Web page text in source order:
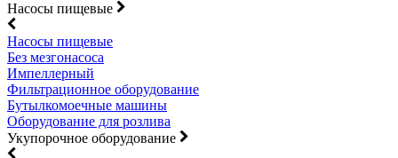
Насосы пищевые
Насосы пищевые
Без мезгонасоса
Импеллерный
Фильтрационное оборудование
Бутылкомоечные машины
Оборудование для розлива
Укупорочное оборудование